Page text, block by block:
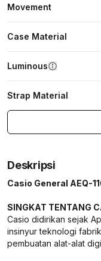
Movement
Case Material
Luminous
Strap Material
Deskripsi
Casio General AEQ-
SINGKAT TENTANG
Casio didirikan sejak
insinyur teknologi
pembuatan alat-alat